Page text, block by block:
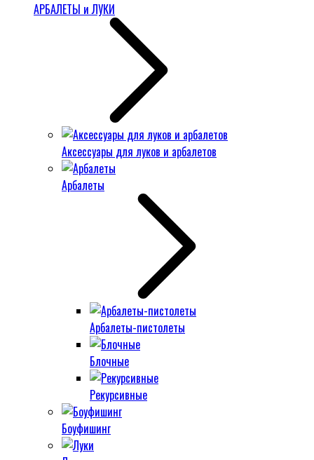
АРБАЛЕТЫ и ЛУКИ
Аксессуары для луков и арбалетов
Арбалеты
Арбалеты-пистолеты
Блочные
Рекурсивные
Боуфишинг